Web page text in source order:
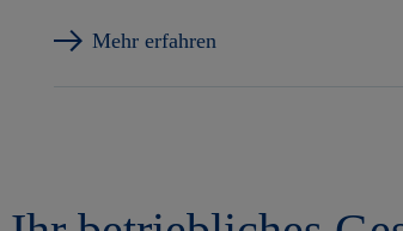
Mehr erfahren